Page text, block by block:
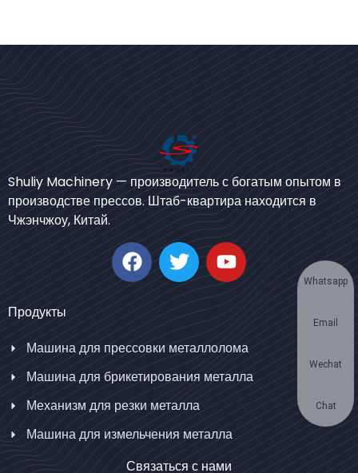
Shuliy Machinery — производитель с богатым опытом в
производстве прессов. Штаб-квартира находится в
Чжэнчжоу, Китай.
Продукты
Машина для прессовки металлолома
Машина для брикетирования металла
Механизм для резки металла
Машина для измельчения металла
Связаться с нами
Bulgarian
Turkish
German
Korean
Urdu
Whatsapp
Email
Wechat
Chat